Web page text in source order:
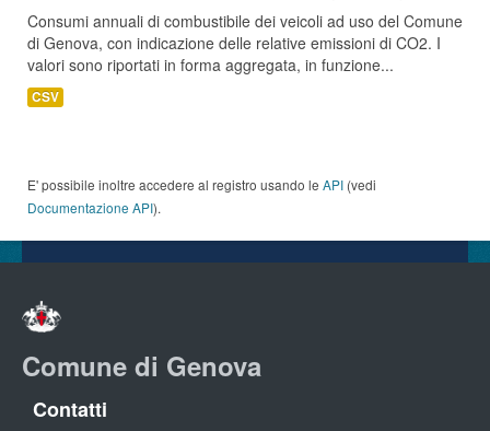
Consumi annuali di combustibile dei veicoli ad uso del Comune
di Genova, con indicazione delle relative emissioni di CO2. I
valori sono riportati in forma aggregata, in funzione...
CSV
E' possibile inoltre accedere al registro usando le API (vedi
Documentazione API).
Comune di Genova
Contatti